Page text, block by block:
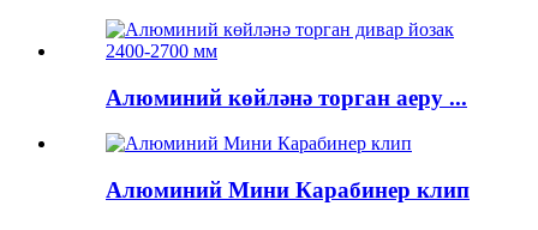
Алюминий көйләнә торган аеру ...
Алюминий Мини Карабинер клип